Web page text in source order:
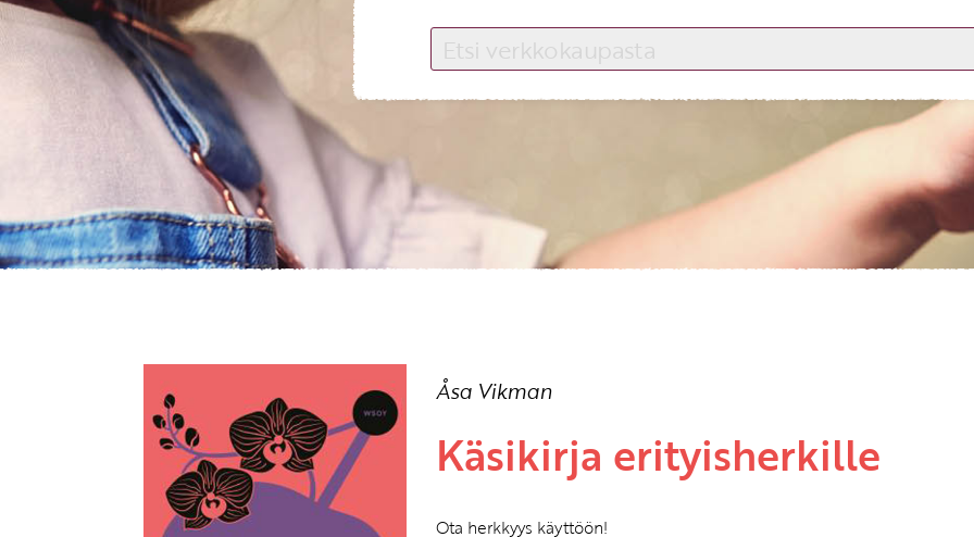
Etkö ole vielä asiakkaamme?
Luo asiakastili tästä!
Åsa Vikman
Käsikirja erityisherkille
Ota herkkyys käyttöön!